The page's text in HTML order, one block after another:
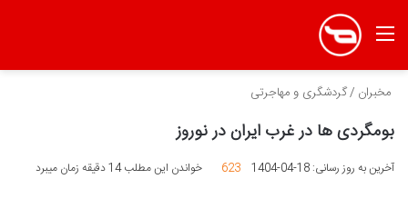
منو
مخبران /گردشگری و مهاجرتی
بومگردی ها در غرب ایران در نوروز
آخرین به روز رسانی: 18-04-1404 623 خواندن این مطلب 14 دقیقه زمان میبرد